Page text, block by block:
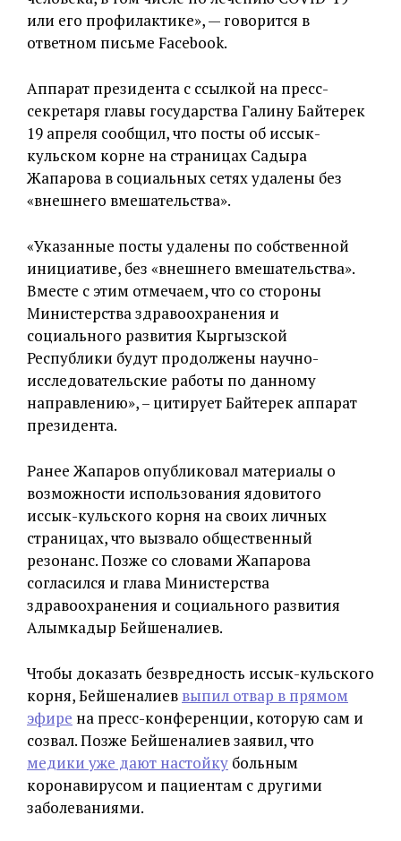
или его профилактике», — говорится в
ответном письме Facebook.
Аппарат президента с ссылкой на пресс-
секретаря главы государства Галину Байтерек
19 апреля сообщил, что посты об иссык-
кульском корне на страницах Садыра
Жапарова в социальных сетях удалены без
«внешнего вмешательства».
«Указанные посты удалены по собственной
инициативе, без «внешнего вмешательства».
Вместе с этим отмечаем, что со стороны
Министерства здравоохранения и
социального развития Кыргызской
Республики будут продолжены научно-
исследовательские работы по данному
направлению», – цитирует Байтерек аппарат
президента.
Ранее Жапаров опубликовал материалы о
возможности использования ядовитого
иссык-кульского корня на своих личных
страницах, что вызвало общественный
резонанс. Позже со словами Жапарова
согласился и глава Министерства
здравоохранения и социального развития
Алымкадыр Бейшеналиев.
Чтобы доказать безвредность иссык-кульского
корня, Бейшеналиев выпил отвар в прямом
эфире на пресс-конференции, которую сам и
созвал. Позже Бейшеналиев заявил, что
медики уже дают настойку больным
коронавирусом и пациентам с другими
заболеваниями.